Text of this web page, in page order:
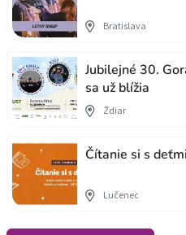
Bratislava
Jubilejné 30.
sa už blížia
Ždiar
Čítanie si s deťmi
Lučenec